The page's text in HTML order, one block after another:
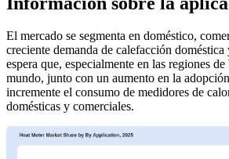
El mercado se segmenta en doméstico,
creciente demanda de calefacción doméstica
espera que, especialmente en las regiones
mundo, junto con un aumento en la
incremente el consumo de medidores de
domésticas y comerciales.